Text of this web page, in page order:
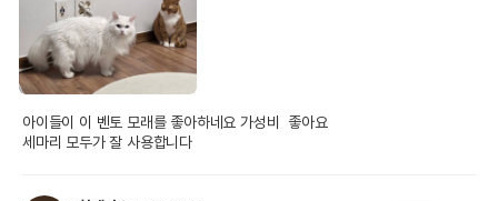
아이들이 이 벤토 모래를 좋아하네요 가성비  좋아요
세마리 모두가 잘 사용합니다